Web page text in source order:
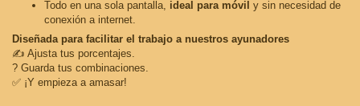
Todo en una sola pantalla, ideal para móvil y sin necesidad de
conexión a internet.
Diseñada para facilitar el trabajo a nuestros ayunadores
✍️ Ajusta tus porcentajes.
? Guarda tus combinaciones.
✅ ¡Y empieza a amasar!